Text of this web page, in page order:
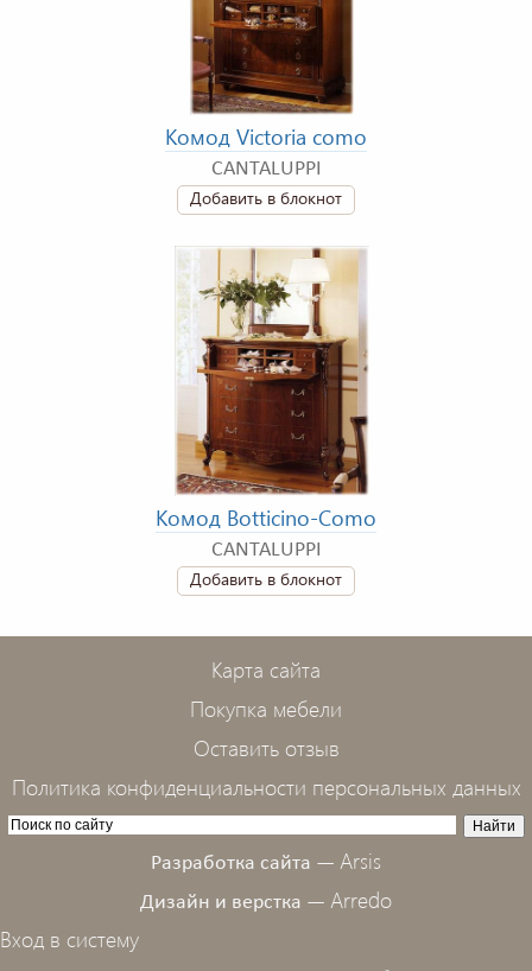
Комод Victoria como
CANTALUPPI
Добавить в блокнот
Комод Botticino-Como
CANTALUPPI
Добавить в блокнот
Карта сайта
Покупка мебели
Оставить отзыв
Политика конфиденциальности персональных данных
Разработка сайта — Arsis
Дизайн и верстка — Arredo
Вход в систему